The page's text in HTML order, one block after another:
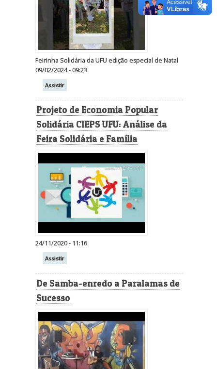
Feirinha Solidária da UFU edição especial de Natal
09/02/2024 - 09:23
Assistir
Projeto de Economia Popular
Solidária CIEPS UFU: Análise da
Feira Solidária e Família
24/11/2020 - 11:16
Assistir
De Samba-enredo a Paralamas de
Sucesso